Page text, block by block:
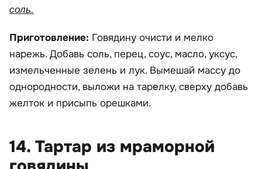
соль.
Приготовление: Говядину очисти и мелко
нарежь. Добавь соль, перец, соус, масло, уксус,
измельченные зелень и лук. Вымешай массу до
однородности, выложи на тарелку, сверху добавь
желток и присыпь орешками.
14. Тартар из мраморной